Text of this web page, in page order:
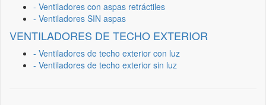
- Ventiladores con aspas retráctiles
- Ventiladores SIN aspas
VENTILADORES DE TECHO EXTERIOR
- Ventiladores de techo exterior con luz
- Ventiladores de techo exterior sin luz